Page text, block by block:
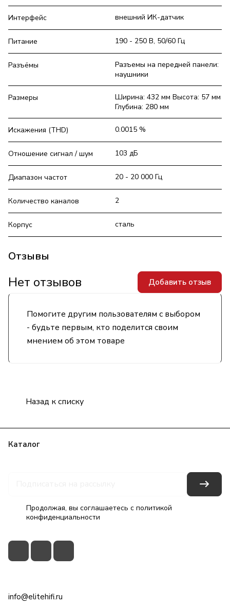
Интерфейс‎ внешний ИК-датчик
Питание 190 - 250 В, 50/60 Гц
Разъёмы
Разъемы на передней панели:
наушники
Размеры
Ширина: 432 мм Высота: 57 мм
Глубина: 280 мм
Искажения (THD) 0.0015 %
Отношение сигнал / шум 103 дБ
Диапазон частот 20 - 20 000 Гц
Количество каналов 2
Корпус сталь
Отзывы
Помогите другим пользователям с выбором
- будьте первым, кто поделится своим
мнением об этом товаре
Нет отзывов Добавить отзыв
Назад к списку
Каталог
Продолжая, вы соглашаетесь с политикой
конфиденциальности
info@elitehifi.ru